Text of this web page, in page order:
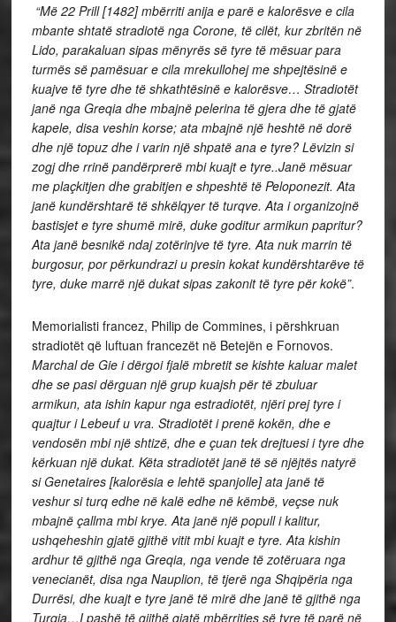
“Më 22 Prill [1482] mbërriti anija e parë e kalorësve e cila
mbante shtatë stradiotë nga Corone, të cilët, kur zbritën në
Lido, parakaluan sipas mënyrës së tyre të mësuar para
turmës së pamësuar e cila mrekullohej me shpejtësinë e
kuajve të tyre dhe të shkathtësinë e kalorësve… Stradiotët
janë nga Greqia dhe mbajnë pelerina të gjera dhe të gjatë
kapele, disa veshin korse; ata mbajnë një heshtë në dorë
dhe një topuz dhe i varin një shpatë ana e tyre? Lëvizin si
zogj dhe rrinë pandërprerë mbi kuajt e tyre..Janë mësuar
me plaçkitjen dhe grabitjen e shpeshtë të Peloponezit. Ata
janë kundërshtarë të shkëlqyer të turqve. Ata i organizojnë
bastisjet e tyre shumë mirë, duke goditur armikun papritur?
Ata janë besnikë ndaj zotërinjve të tyre. Ata nuk marrin të
burgosur, por përkundrazi u presin kokat kundërshtarëve të
tyre, duke marrë një dukat sipas zakonit të tyre për kokë”.
Memorialisti francez, Philip de Commines, i përshkruan
stradiotët që luftuan francezët në Betejën e Fornovos.
Marchal de Gie i dërgoi fjalë mbretit se kishte kaluar malet
dhe se pasi dërguan një grup kuajsh për të zbuluar
armikun, ata ishin kapur nga estradiotët, njëri prej tyre i
quajtur i Lebeuf u vra. Stradiotët i prenë kokën, dhe e
vendosën mbi një shtizë, dhe e çuan tek drejtuesi i tyre dhe
kërkuan një dukat. Këta stradiotët janë të së njëjtës natyrë
si Genetaires [kalorësia e lehtë spanjolle] ata janë të
veshur si turq edhe në kalë edhe në këmbë, veçse nuk
mbajnë çallma mbi krye. Ata janë një popull i kalitur,
ushqeheshin gjatë gjithë vitit mbi kuajt e tyre. Ata kishin
ardhur të gjithë nga Greqia, nga vende të zotëruara nga
venecianët, disa nga Nauplion, të tjerë nga Shqipëria nga
Durrësi, dhe kuajt e tyre janë të mirë dhe janë të gjithë nga
Turqia…I pashë të gjithë gjatë mbërritjes së tyre të parë në